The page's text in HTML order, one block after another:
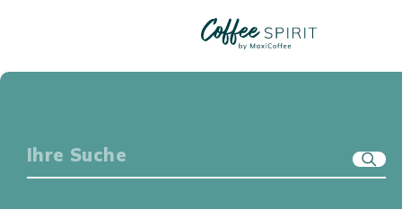
Wählen Sie eine Kategorie aus